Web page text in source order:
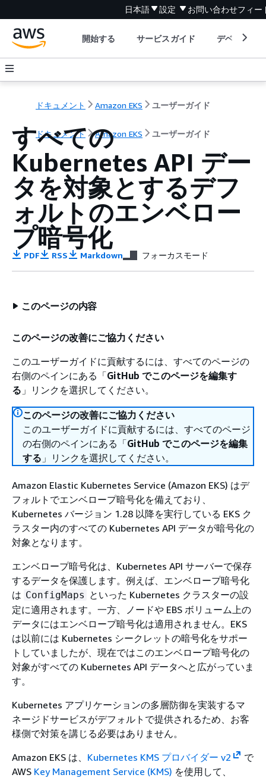
日本語 設定 お問い合わせフィー
開始する サービスガイド デベロッパ
ドキュメント Amazon EKS ユーザーガイド
ドキュメント Amazon EKS ユーザーガイド
すべての
Kubernetes API デー
タを対象とするデフ
ォルトのエンベロー
プ暗号化
PDF RSS Markdown フォーカスモード
このページの内容
このページの改善にご協力ください
このユーザーガイドに貢献するには、すべてのページの
右側のペインにある「GitHub でこのページを編集す
る 」リンクを選択してください。
このページの改善にご協力ください
このユーザーガイドに貢献するには、すべてのページ
の右側のペインにある「GitHub でこのページを編集
する 」リンクを選択してください。
Amazon Elastic Kubernetes Service (Amazon EKS) はデ
フォルトでエンベロープ暗号化を備えており、
Kubernetes バージョン 1.28 以降を実行している EKS ク
ラスター内のすべての Kubernetes API データが暗号化の
対象となります。
エンベロープ暗号化は、Kubernetes API サーバーで保存
するデータを保護します。例えば、エンベロープ暗号化
は ConfigMaps といった Kubernetes クラスターの設
定に適用されます。一方、ノードや EBS ボリューム上の
データにはエンベロープ暗号化は適用されません。EKS
は以前には Kubernetes シークレットの暗号化をサポー
トしていましたが、現在ではこのエンベロープ暗号化の
対象がすべての Kubernetes API データへと広がっていま
す。
Kubernetes アプリケーションの多層防御を実装するマ
ネージドサービスがデフォルトで提供されるため、お客
様側で対策を講じる必要はありません。
Amazon EKS は、 Kubernetes KMS プロバイダー v2
で
AWS Key Management Service (KMS) を使用して、